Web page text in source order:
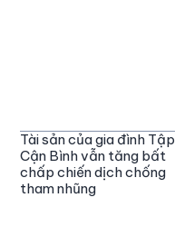
Tài sản của gia đình Tập
Cận Bình vẫn tăng bất
chấp chiến dịch chống
tham nhũng